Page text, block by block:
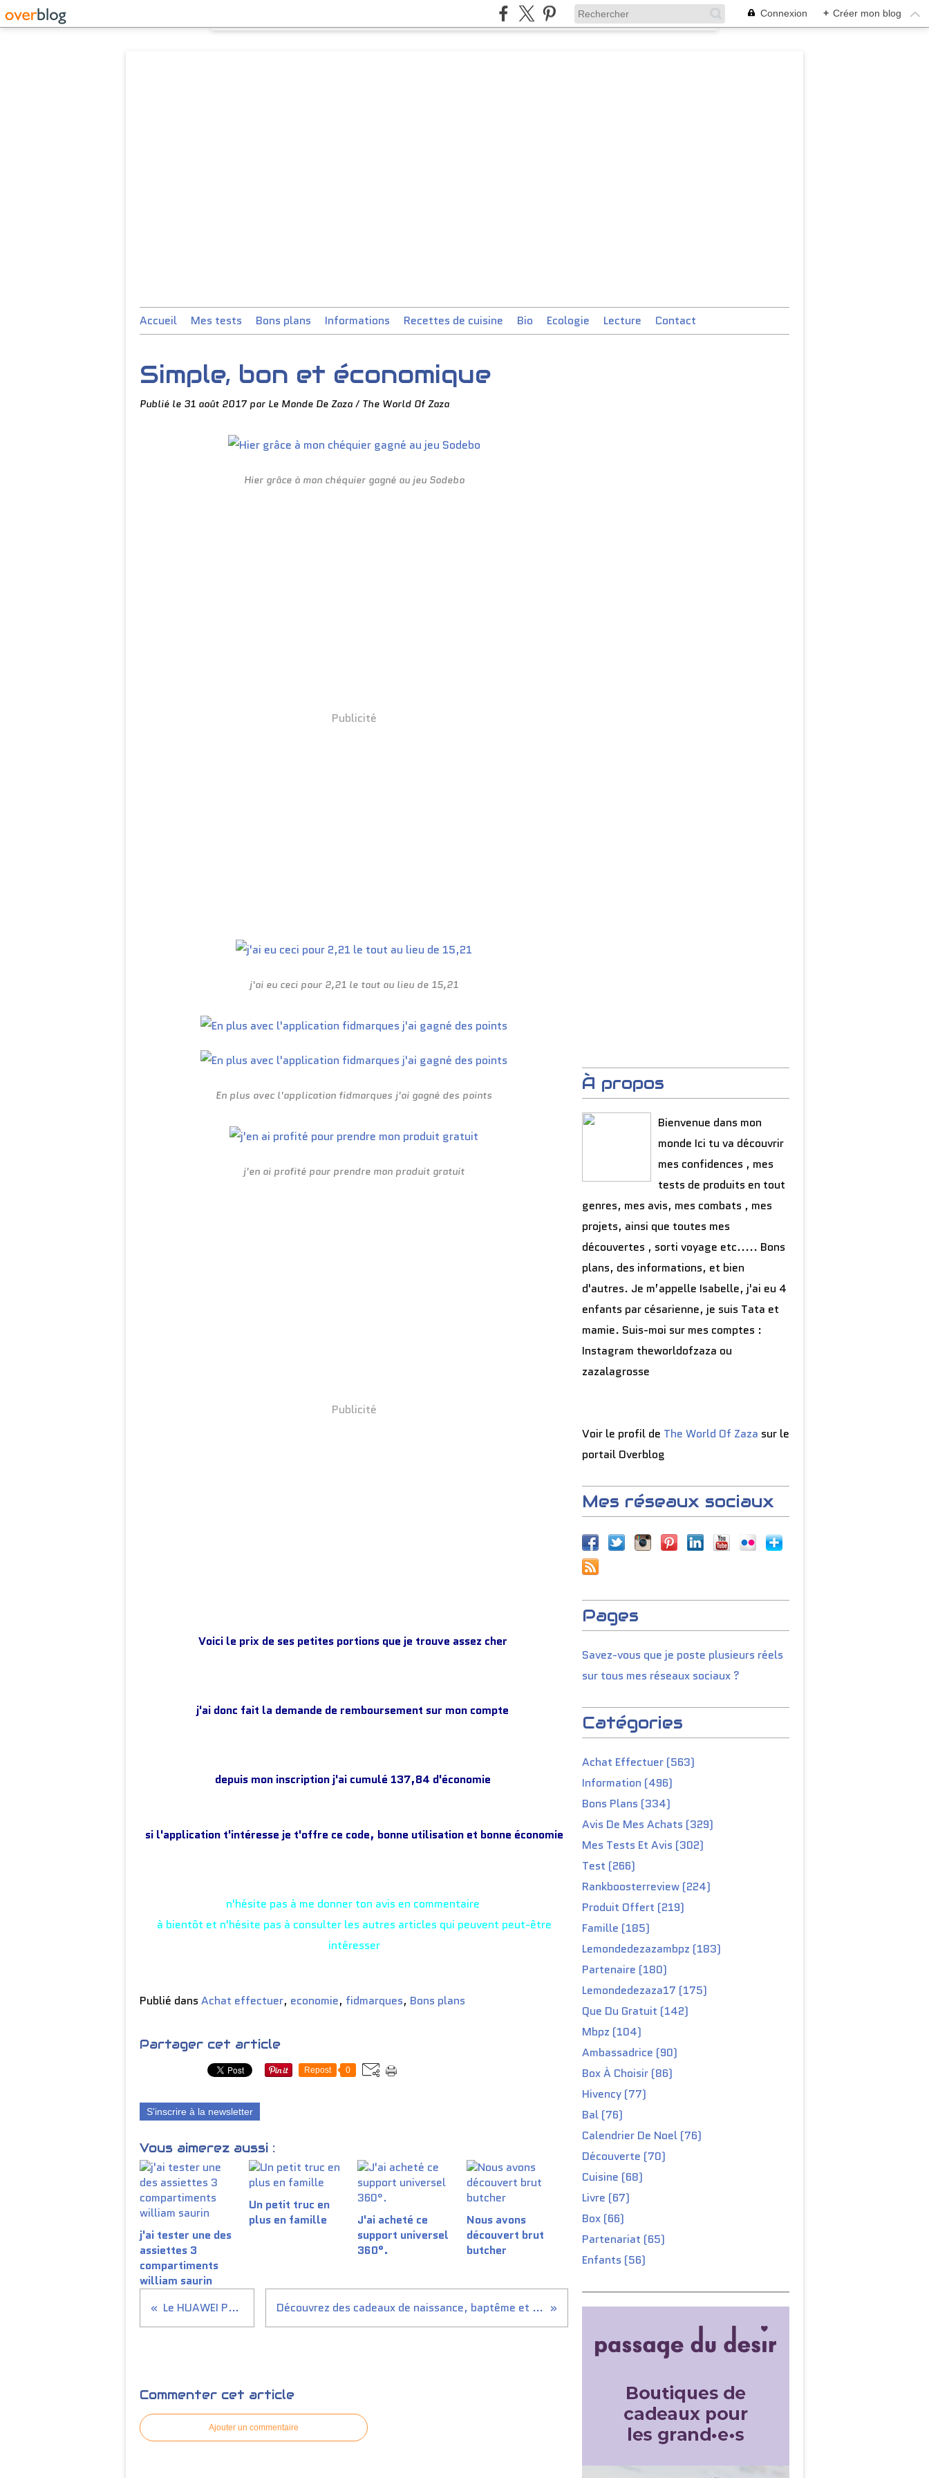
Connexion + Créer mon blog
Accueil Mes tests Bons plans Informations Recettes de cuisine Bio Ecologie Lecture Contact
Simple, bon et économique
Publié le 31 août 2017 par Le Monde De Zaza / The World Of Zaza
Hier grâce à mon chéquier gagné au jeu Sodebo
Publicité
j'ai eu ceci pour 2,21 le tout au lieu de 15,21
En plus avec l'application fidmarques j'ai gagné des points
j'en ai profité pour prendre mon produit gratuit
Publicité
Voici le prix de ses petites portions que je trouve assez cher
j'ai donc fait la demande de remboursement sur mon compte
depuis mon inscription j'ai cumulé 137,84 d'économie
si l'application t'intéresse je t'offre ce code, bonne utilisation et bonne économie
n'hésite pas à me donner ton avis en commentaire
à bientôt et n'hésite pas à consulter les autres articles qui peuvent peut-être
intéresser
Publié dans Achat effectuer, economie, fidmarques, Bons plans
Partager cet article
Repost 0
S'inscrire à la newsletter
Vous aimerez aussi :
j'ai tester une des
assiettes 3
compartiments
william saurin
Un petit truc en
plus en famille
J'ai acheté ce
support universel
360°.
Nous avons
découvert brut
butcher
Le HUAWEI P8 lite 2017 Découvrez des cadeaux de naissance, baptême et anniversaire pour jumeaux.
Commenter cet article
Ajouter un commentaire
À propos
Bienvenue dans mon
monde Ici tu va découvrir
mes confidences , mes
tests de produits en tout
genres, mes avis, mes combats , mes
projets, ainsi que toutes mes
découvertes , sorti voyage etc..... Bons
plans, des informations, et bien
d'autres. Je m’appelle Isabelle, j'ai eu 4
enfants par césarienne, je suis Tata et
mamie. Suis-moi sur mes comptes :
Instagram theworldofzaza ou
zazalagrosse
Voir le profil de The World Of Zaza sur le
portail Overblog
Mes réseaux sociaux
Pages
Savez-vous que je poste plusieurs réels
sur tous mes réseaux sociaux ?
Catégories
Achat Effectuer (563)
Information (496)
Bons Plans (334)
Avis De Mes Achats (329)
Mes Tests Et Avis (302)
Test (266)
Rankboosterreview (224)
Produit Offert (219)
Famille (185)
Lemondedezazambpz (183)
Partenaire (180)
Lemondedezaza17 (175)
Que Du Gratuit (142)
Mbpz (104)
Ambassadrice (90)
Box À Choisir (86)
Hivency (77)
Bal (76)
Calendrier De Noel (76)
Découverte (70)
Cuisine (68)
Livre (67)
Box (66)
Partenariat (65)
Enfants (56)